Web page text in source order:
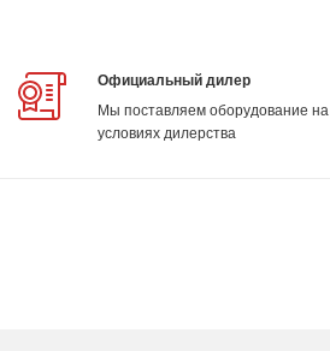
Официальный дилер
Мы поставляем оборудование на
условиях дилерства